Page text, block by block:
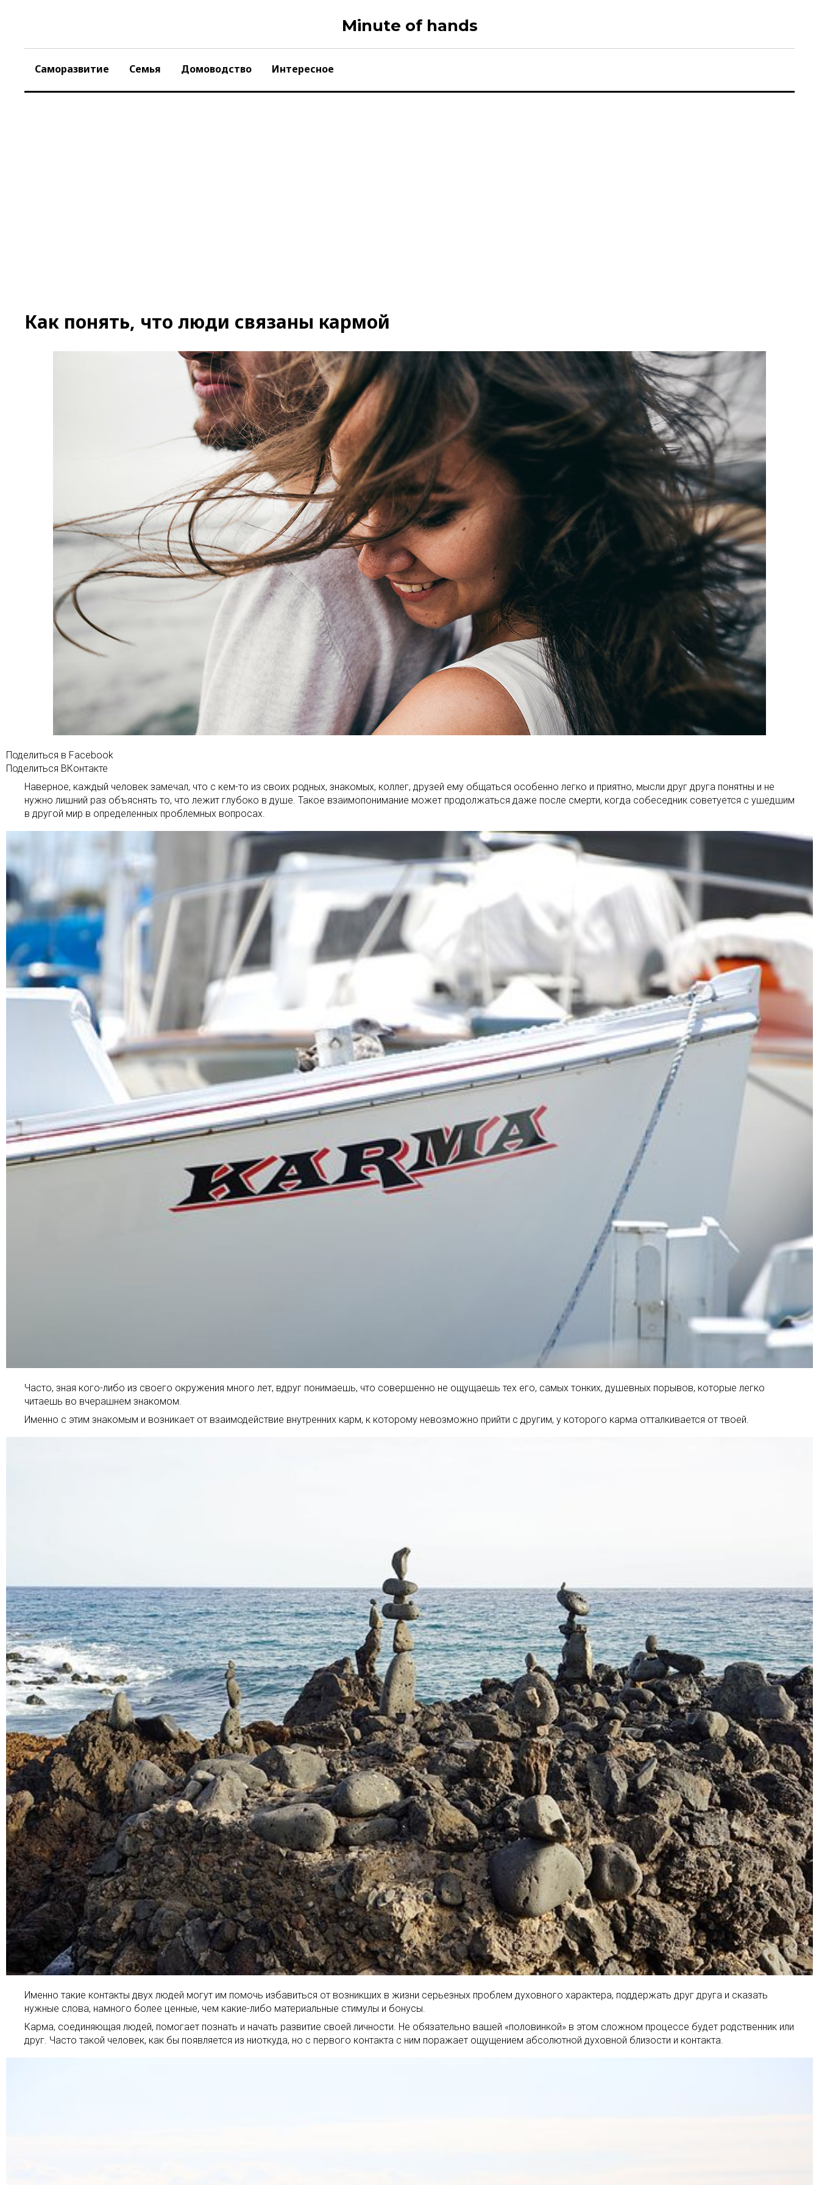
Minute of hands
Саморазвитие Семья Домоводство Интересное
Как понять, что люди связаны кармой
Поделиться в Facebook
Поделиться ВКонтакте
Наверное, каждый человек замечал, что с кем-то из своих родных, знакомых, коллег, друзей ему общаться особенно легко и приятно, мысли друг друга понятны и не
нужно лишний раз объяснять то, что лежит глубоко в душе. Такое взаимопонимание может продолжаться даже после смерти, когда собеседник советуется с ушедшим
в другой мир в определенных проблемных вопросах.
Часто, зная кого-либо из своего окружения много лет, вдруг понимаешь, что совершенно не ощущаешь тех его, самых тонких, душевных порывов, которые легко
читаешь во вчерашнем знакомом.
Именно с этим знакомым и возникает от взаимодействие внутренних карм, к которому невозможно прийти с другим, у которого карма отталкивается от твоей.
Именно такие контакты двух людей могут им помочь избавиться от возникших в жизни серьезных проблем духовного характера, поддержать друг друга и сказать
нужные слова, намного более ценные, чем какие-либо материальные стимулы и бонусы.
Карма, соединяющая людей, помогает познать и начать развитие своей личности. Не обязательно вашей «половинкой» в этом сложном процессе будет родственник или
друг. Часто такой человек, как бы появляется из ниоткуда, но с первого контакта с ним поражает ощущением абсолютной духовной близости и контакта.